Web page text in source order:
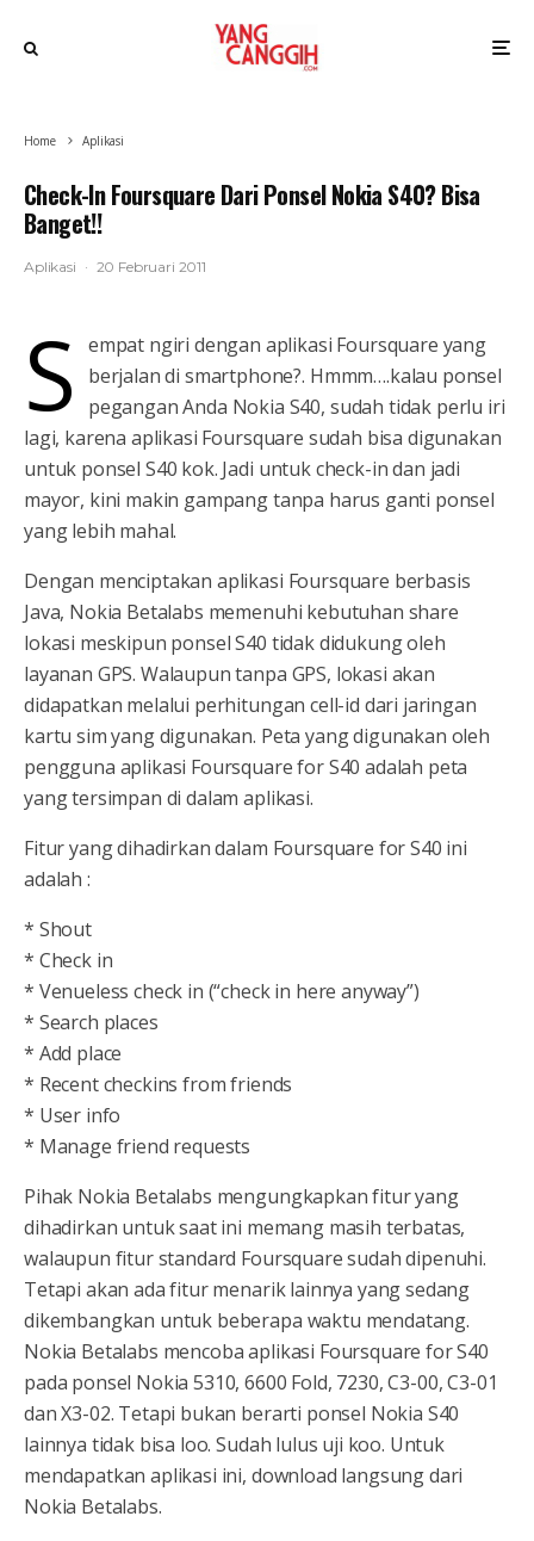
Home Aplikasi
Check-In Foursquare Dari Ponsel Nokia S40? Bisa
Banget!!
Aplikasi · 20 Februari 2011
S
empat ngiri dengan aplikasi Foursquare yang
berjalan di smartphone?. Hmmm….kalau ponsel
pegangan Anda Nokia S40, sudah tidak perlu iri
lagi, karena aplikasi Foursquare sudah bisa digunakan
untuk ponsel S40 kok. Jadi untuk check-in dan jadi
mayor, kini makin gampang tanpa harus ganti ponsel
yang lebih mahal.
Dengan menciptakan aplikasi Foursquare berbasis
Java, Nokia Betalabs memenuhi kebutuhan share
lokasi meskipun ponsel S40 tidak didukung oleh
layanan GPS. Walaupun tanpa GPS, lokasi akan
didapatkan melalui perhitungan cell-id dari jaringan
kartu sim yang digunakan. Peta yang digunakan oleh
pengguna aplikasi Foursquare for S40 adalah peta
yang tersimpan di dalam aplikasi.
Fitur yang dihadirkan dalam Foursquare for S40 ini
adalah :
* Shout
* Check in
* Venueless check in (“check in here anyway”)
* Search places
* Add place
* Recent checkins from friends
* User info
* Manage friend requests
Pihak Nokia Betalabs mengungkapkan fitur yang
dihadirkan untuk saat ini memang masih terbatas,
walaupun fitur standard Foursquare sudah dipenuhi.
Tetapi akan ada fitur menarik lainnya yang sedang
dikembangkan untuk beberapa waktu mendatang.
Nokia Betalabs mencoba aplikasi Foursquare for S40
pada ponsel Nokia 5310, 6600 Fold, 7230, C3-00, C3-01
dan X3-02. Tetapi bukan berarti ponsel Nokia S40
lainnya tidak bisa loo. Sudah lulus uji koo. Untuk
mendapatkan aplikasi ini, download langsung dari
Nokia Betalabs.